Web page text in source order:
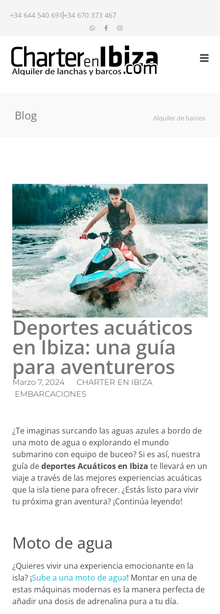
+34 644 540 691 +34 670 373 467
Blog Alquiler de barcos
Deportes acuáticos
en Ibiza: una guía
para aventureros
Marzo 7, 2024
CHARTER EN IBIZA
EMBARCACIONES
¿Te imaginas surcando las aguas azules a bordo de
una moto de agua o explorando el mundo
submarino con equipo de buceo? Si es así, nuestra
guía dedeportes Acuáticos en Ibiza te llevará en un
viaje a través de las mejores experiencias acuáticas
que la isla tiene para ofrecer. ¿Estás listo para vivir
tu próxima gran aventura? ¡Continúa leyendo!
Moto de agua
¿Quieres vivir una experiencia emocionante en la
isla? ¡Sube a una moto de agua! Montar en una de
estas máquinas modernas es la manera perfecta de
añadir una dosis de adrenalina pura a tu día.